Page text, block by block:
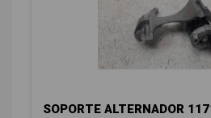
SOPORTE ALTERNADOR